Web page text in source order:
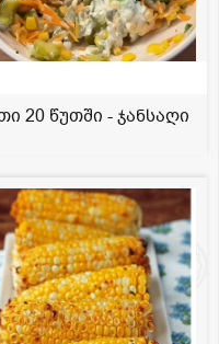
20 წუთში - ჯანსაღი